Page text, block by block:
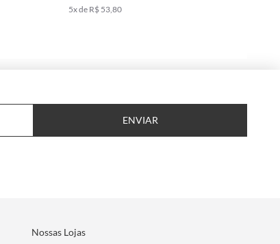
5x de R$ 53,80
ENVIAR
Nossas Lojas